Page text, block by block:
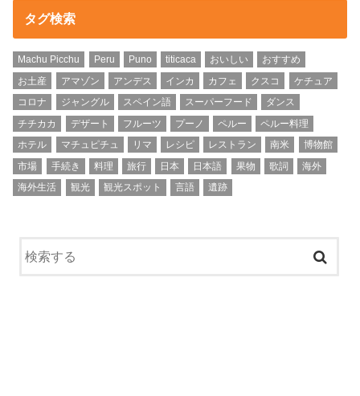
タグ検索
Machu Picchu Peru Puno titicaca おいしい
おすすめ
お土産
アマゾン アンデス インカ カフェ クスコ
ケチュア
コロナ
ジャングル スペイン語 スーパーフード
ダンス
チチカカ
デザート フルーツ プーノ ペルー
ペルー料理
ホテル
マチュピチュ リマ レシピ レストラン 南米
博物館
市場
手続き 料理 旅行 日本 日本語 果物 歌詞
海外
海外生活
観光 観光スポット 言語 遺跡